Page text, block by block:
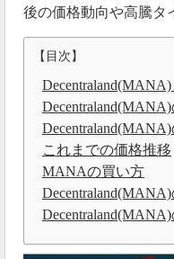
後の価格動向や高騰タ
【目次】
これまでの価格推移
MANAの買い方